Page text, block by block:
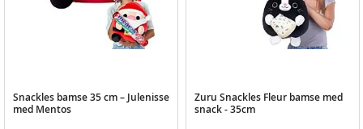
Snackles bamse 35 cm – Julenisse
med Mentos
Zuru Snackles Fleur bamse med
snack - 35cm